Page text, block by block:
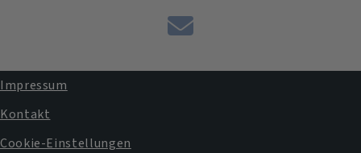
Kontaktformular
Fußbereichsmenü
Impressum
Kontakt
Cookie-Einstellungen